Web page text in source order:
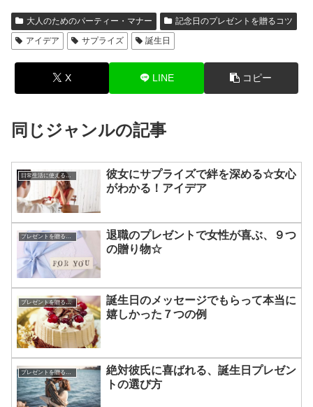
大人のためのパーティー・マナー
記念日のプレゼントを贈るコツ
アイデア
サプライズ 誕生日
X LINE コピー
同じジャンルの記事
日常生活に使える知識やマナー
彼女にサプライズで絆を深める☆女心
がわかる！アイデア
プレゼントを贈るコツ
退職のプレゼントで女性が喜ぶ、９つ
の贈り物☆
プレゼントを贈るコツ
誕生日のメッセージでもらって本当に
嬉しかった７つの例
プレゼントを贈るコツ
絶対彼氏に喜ばれる、誕生日プレゼン
トの選び方